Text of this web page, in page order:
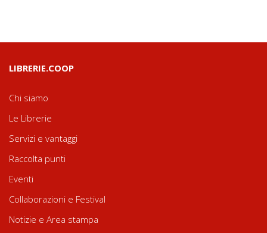
LIBRERIE.COOP
Chi siamo
Le Librerie
Servizi e vantaggi
Raccolta punti
Eventi
Collaborazioni e Festival
Notizie e Area stampa